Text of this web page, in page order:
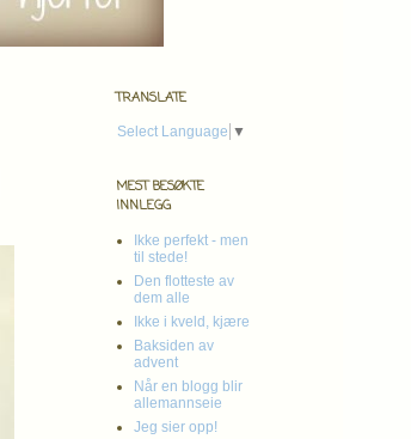
TRANSLATE
Select Language ▼
MEST BESØKTE
INNLEGG
Ikke perfekt - men
til stede!
Den flotteste av
dem alle
Ikke i kveld, kjære
Baksiden av
advent
Når en blogg blir
allemannseie
Jeg sier opp!